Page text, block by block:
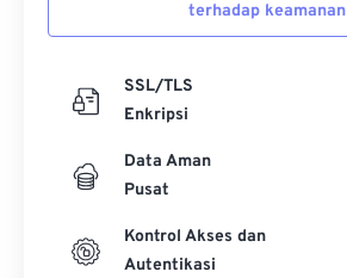
terhadap keamanan
SSL/TLS
Enkripsi
Data Aman
Pusat
Kontrol Akses dan
Autentikasi